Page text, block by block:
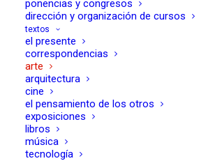
ponencias y congresos
dirección y organización de cursos
textos
el presente
correspondencias
arte
arquitectura
cine
el pensamiento de los otros
exposiciones
libros
música
tecnología
Art.es, nº 6-7,
noviembre de
21/01/2004